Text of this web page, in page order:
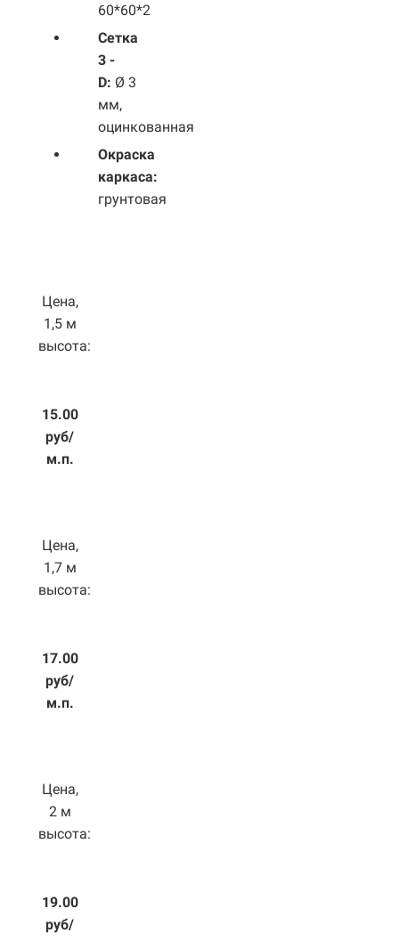
60*60*2
Сетка
3 -
D: Ø 3
мм,
оцинкованная
Окраска
каркаса:
грунтовая
Цена,
1,5 м
высота:
15.00
руб/
м.п.
Цена,
1,7 м
высота:
17.00
руб/
м.п.
Цена,
2 м
высота:
19.00
руб/